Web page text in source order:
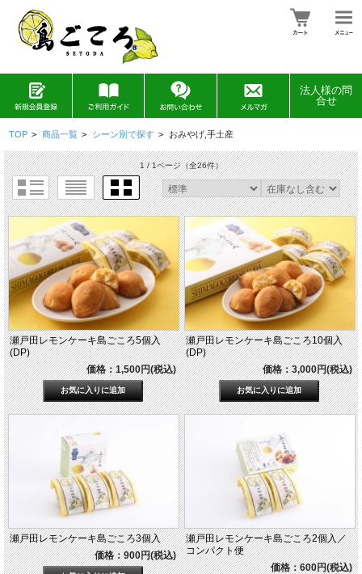
法人様の問
合せ
TOP > 商品一覧 > シーン別で探す > おみやげ,手土産
1 / 1ページ（全26件）
瀬戸田レモンケーキ島ごころ5個入
(DP)
価格：1,500円(税込)
瀬戸田レモンケーキ島ごころ10個入
(DP)
価格：3,000円(税込)
瀬戸田レモンケーキ島ごころ3個入
価格：900円(税込)
瀬戸田レモンケーキ島ごころ2個入／
コンパクト便
価格：600円(税込)